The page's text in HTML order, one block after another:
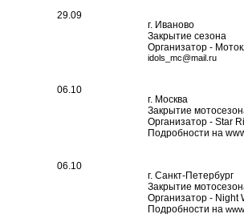
29.09
г. Иваново
Закрытие сезона
Организатор -
idols_mc@mail.ru
06.10
г. Москва
Закрытие
Организатор - Star
Подробности на
06.10
г. Санкт-Петербург
Закрытие
Организатор - Night
Подробности на